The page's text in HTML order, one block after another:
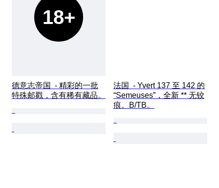
18+
德意志帝国  - 精彩的一批
特殊邮戳，含有稀有藏品。
法国  - Yvert 137 至 142 的
“Semeuses”，全新 ** 无铰
痕。B/TB。